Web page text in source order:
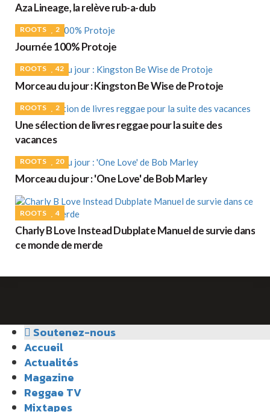
Aza Lineage, la relève rub-a-dub
ROOTS 2
Journée 100% Protoje
ROOTS 42
Morceau du jour : Kingston Be Wise de Protoje
ROOTS 2
Une sélection de livres reggae pour la suite des
vacances
ROOTS 20
Morceau du jour : 'One Love' de Bob Marley
ROOTS 4
Charly B Love Instead Dubplate Manuel de survie dans
ce monde de merde
Soutenez-nous
Accueil
Actualités
Magazine
Reggae TV
Mixtapes